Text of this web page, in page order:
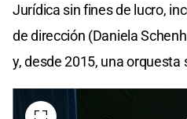
Jurídica sin fines de lucro,
de dirección (Daniela
y, desde 2015, una orquesta